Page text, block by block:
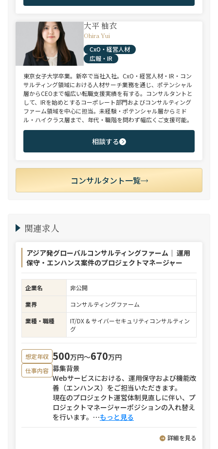
大平 柚衣
Ohira Yui
CxO・経営人材
広報・IR
東京女子大学卒業。新卒で当社入社。CxO・経営人材・IR・コン
サルティング領域における人材サーチ業務を通じ、ポテンシャル
層からCEOまで幅広い転職支援実績を有する。コンサルタントと
して、IRを始めとするコーポレート部門およびコンサルティング
ファーム領域を中心に担当。未経験・ポテンシャル層からミド
ル・ハイクラス層まで、年代・職階を問わず幅広くご支援可能。
相談する
コンサルタント一覧
関連求人
アジア発グローバルコンサルティングファーム｜ 運用
保守・エンハンス案件のプロジェクトマネージャー
企業名
非公開
業界
コンサルティングファーム
業種・職種
IT/DX & サイバーセキュリティコンサルティン
グ
想定年収 500万円〜670万円
仕事内容 募集背景
Webサービスにおける、運用保守および機能改
善（エンハンス）をご担当いただきます。
現在のプロジェクト運営体制見直しに伴い、プ
ロジェクトマネージャーポジションの入れ替え
を行います。 ⋯もっと見る
詳細を見る